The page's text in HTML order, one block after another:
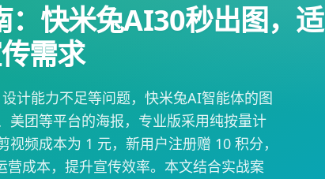
：快米兔AI30秒出图，适
需求
计能力不足等问题，快米兔AI智能体的图
美团等平台的海报，专业版采用纯按量计
频成本为 1 元，新用户注册赠 10 积分，
成本，提升宣传效率。本文结合实战案